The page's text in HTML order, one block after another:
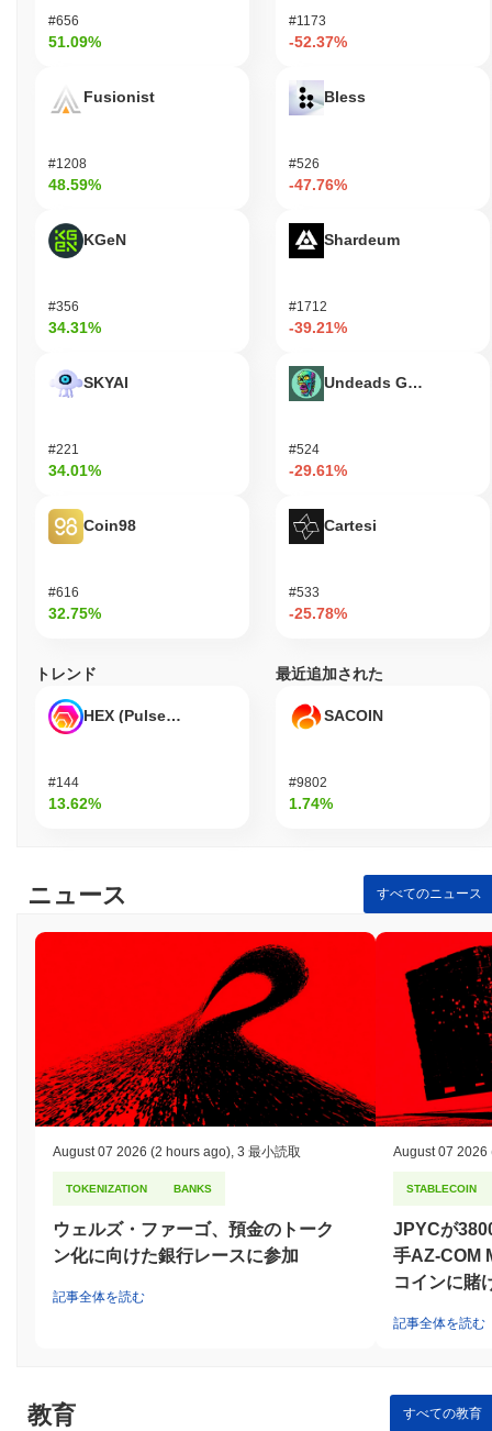
Hypurrは、2023年9月に発表された最近のアップデートを通じて
機能が導入されました。開発チームは現在、分散型金融（DeFi）
プラットフォームやNFTマーケットプレイスとのエコシステム統
な関心を示しています。 さらに、プロジェクトは活発なガバナン
ス構造を持ち、提案が定期的に議論され、投票されており、コミ
ンプロジェクトとの最近のパートナーシップは、暗号空間におけ
るその関連性をさらにサポートしています。これらの指標は、
重要性を確認するものです。
Hypurrは、暗号通貨決済を自社の業務に統合しようとする消費者
や企業のために設計されています。これにより、シームレスな取
向上させます。プラットフォームは、暗号通貨ソリューションの
容易な採用と実装をサポートするために、ユーザーフレンドリー
す。 開発者や商人などの二次的な参加者は、HypurrのSDKやドキ
ュメントを通じて関与し、Hypurrの決済インフラを活用したアプ
ケースの開発を奨励します。Hypurrは、主要なユーザーグループ
と二次的なユーザーグループの両方に対応することで、さまざま
Hypurrはどのように保護されていますか？
Hypurrは、バリデーターが取引を確認し、ネットワークの整合性
ニズムを採用しています。このモデルでは、参加者はバリデータ
ーになるために一定量のHypurrトークンをステークする必要があ
からです。 ネットワークは、Elliptic Curve Digital Signature
Algorithm（ECDSA）を含む高度な暗号技術を利用して、安全な
認証とデータの整合性を確保しています。この暗号技術は、取引
を改ざんや不正アクセスから保護します。 インセンティブの整合
性は、ネットワークへの参加に対してバリデーターに配布される
ステーキング報酬を通じて達成され、積極的な関与を促します。
さらに、プロトコルには不正行為を行ったバリデーターに対して
ペナルティを科すスラッシングメカニズムが組み込まれており、
セキュリティをさらに強化しています。 ネットワークの耐久性を
高めるために、Hypurrは定期的な監査を受け、利害関係者が意思
決定に参加できるガバナンスプロセスを維持しています。クライ
アント実装の多様性も、ネットワーク全体のセキュリティと堅牢
性に寄与しています。
Hypurrは何か論争やリスクに直面しましたか？
Hypurrは、主に技術的脆弱性や市場の変動に関連するいくつかの
リスクに直面しました。2023年初頭、プロジェクトはスマートコ
ントラクトの悪用に関するセキュリティインシデントに遭遇し、
一時的な資金の損失が発生しました。チームは迅速に対応し、影
するためのパッチを実装しました。また、潜在的な問題を特定す
増加する監視に直面する中で、規制の厳格さを乗り越えてきまし
た。チームは、適用される規制に準拠することを確保するために
#656
51.09%
Fusionist
#1208
48.59%
KGeN
#356
34.31%
SKYAI
#221
34.01%
Coin98
#616
32.75%
#1173
-52.37%
Bless
#526
-47.76%
Shardeum
#1712
-39.21%
Undeads Games
#524
-29.61%
Cartesi
#533
-25.78%
トレンド
HEX (Pulsechain)
#144
13.62%
最近追加された
SACOIN
#9802
1.74%
ニュース すべてのニュース
August 07 2026 (2 hours ago) 3 最小読取
TOKENIZATION BANKS
ウェルズ・ファーゴ、預金のトーク
ン化に向けた銀行レースに参加
記事全体を読む
August 07 2026
STABLECOIN
JPYCが
手AZ-COM
コインに賭
記事全体を読む
教育 すべての教育